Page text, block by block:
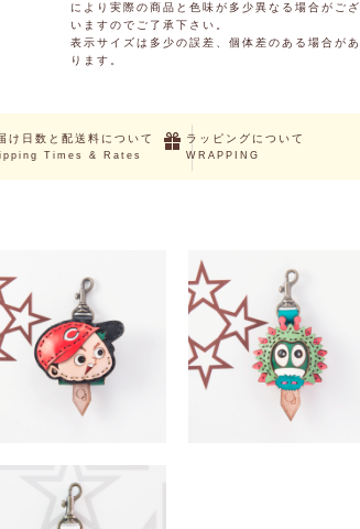
により実際の商品と色味が多少異なる場合がござ
いますのでご了承下さい。
表示サイズは多少の誤差、個体差のある場合があ
ります。
け日数と配送料について
Times & Rates
ラッピングについて
WRAPPING
￥4,620 （税込）